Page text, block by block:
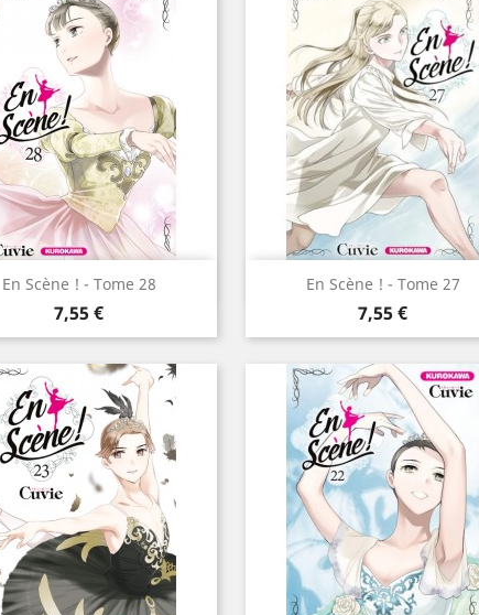
En Scène ! - Tome 28
Prix
7,55 €
Aperçu rapide En Scène ! - Tome 27
Prix
7,55 €
Aperçu rapide